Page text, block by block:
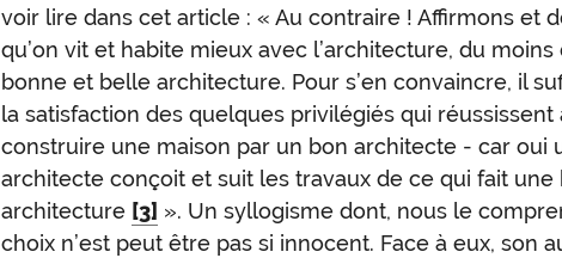
voir lire dans cet article : « Au contraire ! Affirmons et
qu’on vit et habite mieux avec l’architecture, du moins
bonne et belle architecture. Pour s’en convaincre, il
la satisfaction des quelques privilégiés qui réussissent
construire une maison par un bon architecte - car oui
architecte conçoit et suit les travaux de ce qui fait une
architecture [3] ». Un syllogisme dont, nous le
choix n’est peut être pas si innocent. Face à eux, son